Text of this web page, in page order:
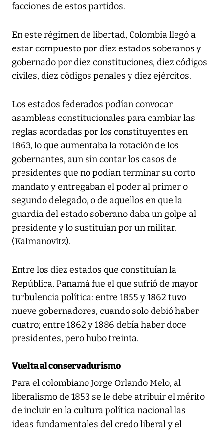
facciones de estos partidos.
En este régimen de libertad, Colombia llegó a
estar compuesto por diez estados soberanos y
gobernado por diez constituciones, diez códigos
civiles, diez códigos penales y diez ejércitos.
Los estados federados podían convocar
asambleas constitucionales para cambiar las
reglas acordadas por los constituyentes en
1863, lo que aumentaba la rotación de los
gobernantes, aun sin contar los casos de
presidentes que no podían terminar su corto
mandato y entregaban el poder al primer o
segundo delegado, o de aquellos en que la
guardia del estado soberano daba un golpe al
presidente y lo sustituían por un militar.
(Kalmanovitz).
Entre los diez estados que constituían la
República, Panamá fue el que sufrió de mayor
turbulencia política: entre 1855 y 1862 tuvo
nueve gobernadores, cuando solo debió haber
cuatro; entre 1862 y 1886 debía haber doce
presidentes, pero hubo treinta.
Vuelta al conservadurismo
Para el colombiano Jorge Orlando Melo, al
liberalismo de 1853 se le debe atribuir el mérito
de incluir en la cultura política nacional las
ideas fundamentales del credo liberal y el